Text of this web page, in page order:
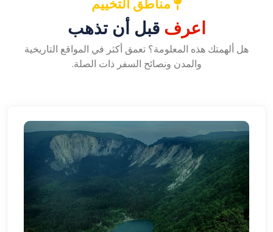
اعرف قبل أن تذهب
هل ألهمتك هذه المعلومة؟ تعمق أكثر في المواقع التاريخية
والمدن ونصائح السفر ذات الصلة.